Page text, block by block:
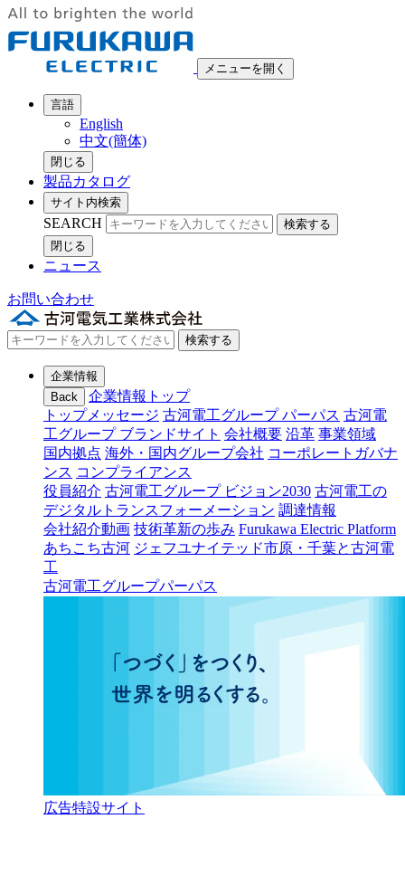
メニューを開く
言語
English
中文(簡体)
閉じる
製品カタログ
サイト内検索
SEARCH
検索する
閉じる
ニュース
お問い合わせ
検索する
企業情報
Back
企業情報トップ
トップメッセージ 古河電工グループ パーパス 古河電
工グループ ブランドサイト 会社概要 沿革 事業領域
国内拠点 海外・国内グループ会社 コーポレートガバナ
ンス コンプライアンス
役員紹介 古河電工グループ ビジョン2030 古河電工の
デジタルトランスフォーメーション 調達情報
会社紹介動画 技術革新の歩み Furukawa Electric Platform
あちこち古河 ジェフユナイテッド市原・千葉と古河電
工
古河電工グループパーパス
広告特設サイト